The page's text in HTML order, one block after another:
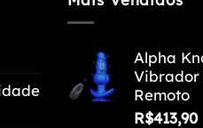
podem
ser
escolhidas
Alpha
Vibrador
Remoto
R$413,90